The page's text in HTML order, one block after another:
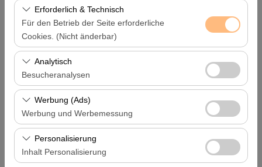
Erforderlich & Technisch
Für den Betrieb der Seite erforderliche
Cookies. (Nicht änderbar)
Diese Cookies sind für das ordnungsgemäße
Funktionieren der Website, die Sicherheit, die
Sitzungsverwaltung und grundlegende Funktionen
erforderlich. Sie können nicht deaktiviert werden.
Analytisch
Besucheranalysen
Diese Cookies ermöglichen es uns, zu analysieren, wie
unsere Website genutzt wird (Besucherzahl,
meistbesuchte Seiten, Nutzerverhalten). Diese Daten
werden verwendet, um die Leistung der Website zu
messen und die Benutzererfahrung kontinuierlich zu
verbessern.
Werbung (Ads)
Werbung und Werbemessung
Diese Cookies ermöglichen es uns, Ihnen auf Ihre
Interessen abgestimmte personalisierte Werbung
anzuzeigen und die Wirksamkeit unserer
Personalisierung
Inhalt Personalisierung
Benutzername
Kennwort
Bestätigungs-Code
mich erinnern